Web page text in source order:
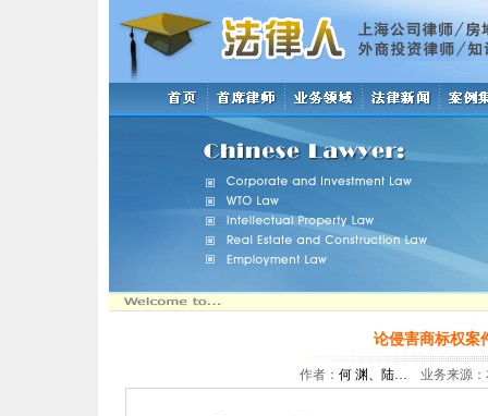
论侵害商标权案
作者： 何 渊、陆… 业务来源：